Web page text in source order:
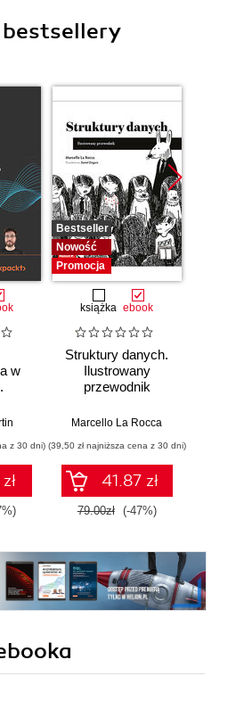
w
z 30 dni)
Bestseller
Nowość
Promocja
książka ebook
Struktury danych.
Ilustrowany
przewodnik
Marcello La Rocca
(39,50 zł najniższa cena z 30 dni)
41.87 zł
79.00zł (-47%)